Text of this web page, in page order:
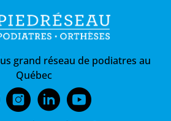
grand réseau de podiatres au
Québec